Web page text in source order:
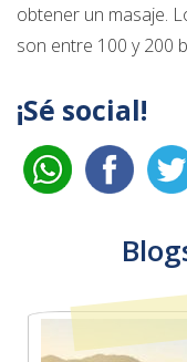
obtener un masaje.
son entre 100 y 200
¡Sé social!